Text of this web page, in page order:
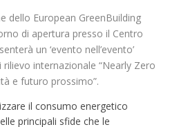
dello European GreenBuilding
di apertura presso il Centro
un ‘evento nell’evento’
rilievo internazionale “Nearly Zero
e futuro prossimo”.
il consumo energetico
principali sfide che le